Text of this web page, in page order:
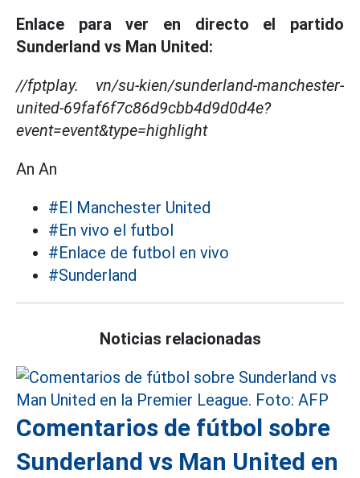
Enlace para ver en directo el partido
Sunderland vs Man United:
//fptplay. vn/su-kien/sunderland-manchester-
united-69faf6f7c86d9cbb4d9d0d4e?
event=event&type=highlight
An An
#El Manchester United
#En vivo el futbol
#Enlace de futbol en vivo
#Sunderland
Noticias relacionadas
Comentarios de fútbol sobre
Sunderland vs Man United en